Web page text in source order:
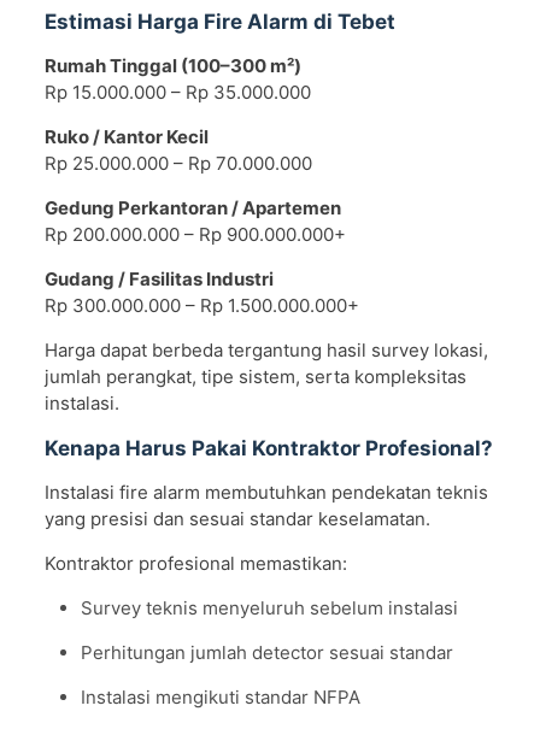
Estimasi Harga Fire Alarm di Tebet
Rumah Tinggal (100–300 m²)
Rp 15.000.000 – Rp 35.000.000
Ruko / Kantor Kecil
Rp 25.000.000 – Rp 70.000.000
Gedung Perkantoran / Apartemen
Rp 200.000.000 – Rp 900.000.000+
Gudang / Fasilitas Industri
Rp 300.000.000 – Rp 1.500.000.000+
Harga dapat berbeda tergantung hasil survey lokasi,
jumlah perangkat, tipe sistem, serta kompleksitas
instalasi.
Kenapa Harus Pakai Kontraktor Profesional?
Instalasi fire alarm membutuhkan pendekatan teknis
yang presisi dan sesuai standar keselamatan.
Kontraktor profesional memastikan:
Survey teknis menyeluruh sebelum instalasi
Perhitungan jumlah detector sesuai standar
Instalasi mengikuti standar NFPA